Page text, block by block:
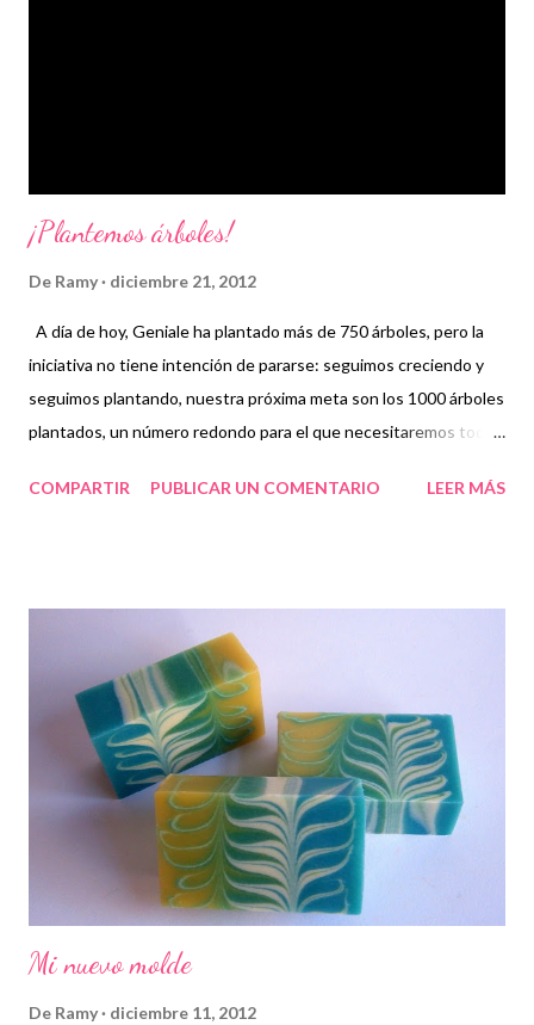
¡Plantemos árboles!
De Ramy diciembre 21, 2012
A día de hoy, Geniale ha plantado más de 750 árboles, pero la
iniciativa no tiene intención de pararse: seguimos creciendo y
seguimos plantando, nuestra próxima meta son los 1000 árboles
plantados, un número redondo para el que necesitaremos toda
web en web, y construir así entre todos un mundo más verde.
COMPARTIR PUBLICAR UN COMENTARIO LEER MÁS
Mi nuevo molde
De Ramy diciembre 11, 2012